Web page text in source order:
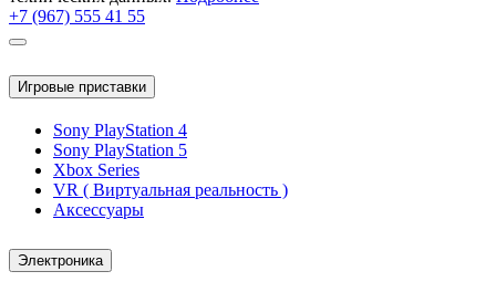
+7 (967) 555 41 55
Игровые приставки
Sony PlayStation 4
Sony PlayStation 5
Xbox Series
VR ( Виртуальная реальность )
Аксессуары
Электроника